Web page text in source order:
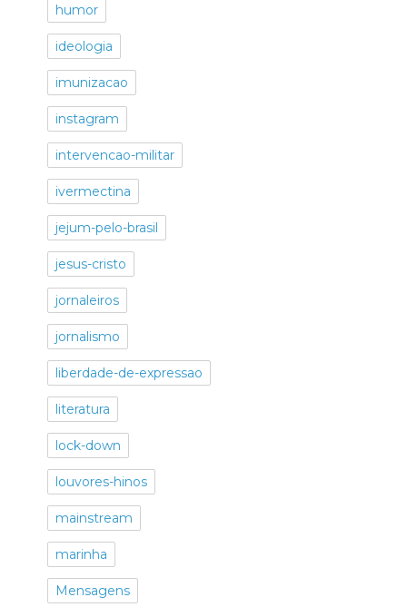
humor
ideologia
imunizacao
instagram
intervencao-militar
ivermectina
jejum-pelo-brasil
jesus-cristo
jornaleiros
jornalismo
liberdade-de-expressao
literatura
lock-down
louvores-hinos
mainstream
marinha
Mensagens